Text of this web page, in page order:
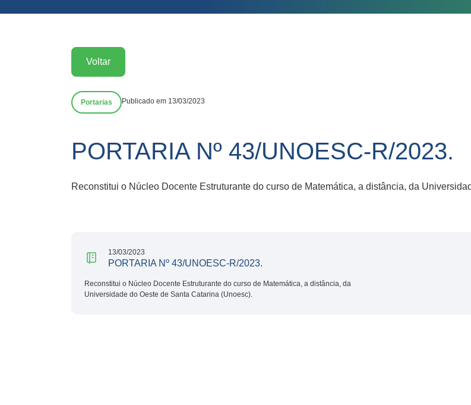
Voltar
Portarias Publicado em 13/03/2023
PORTARIA Nº 43/UNOESC-R/2023.
Reconstitui o Núcleo Docente Estruturante do curso de Matemática, a distância, da
13/03/2023
PORTARIA Nº 43/UNOESC-R/2023.
Reconstitui o Núcleo Docente Estruturante do curso de Matemática, a distância, da
Universidade do Oeste de Santa Catarina (Unoesc).